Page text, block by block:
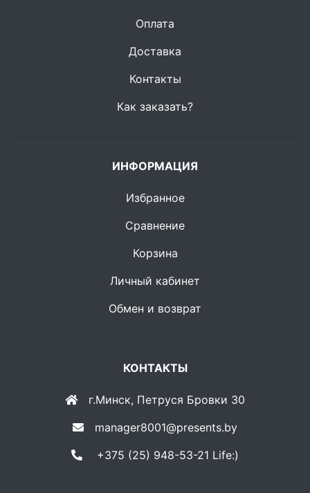
Оплата
Доставка
Контакты
Как заказать?
ИНФОРМАЦИЯ
Избранное
Сравнение
Корзина
Личный кабинет
Обмен и возврат
КОНТАКТЫ
г.Минск, Петруся Бровки 30
manager8001@presents.by
+375 (25) 948-53-21 Life:)